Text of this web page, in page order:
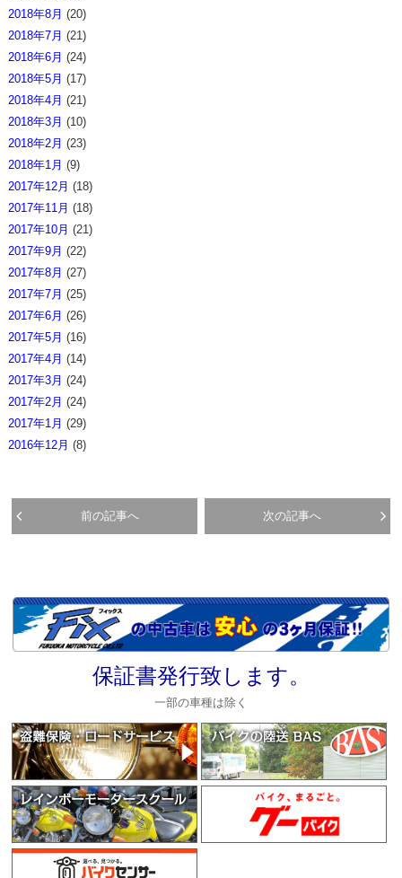
2018年8月 (20)
2018年7月 (21)
2018年6月 (24)
2018年5月 (17)
2018年4月 (21)
2018年3月 (10)
2018年2月 (23)
2018年1月 (9)
2017年12月 (18)
2017年11月 (18)
2017年10月 (21)
2017年9月 (22)
2017年8月 (27)
2017年7月 (25)
2017年6月 (26)
2017年5月 (16)
2017年4月 (14)
2017年3月 (24)
2017年2月 (24)
2017年1月 (29)
2016年12月 (8)
前の記事へ 次の記事へ
保証書発行致します。
一部の車種は除く